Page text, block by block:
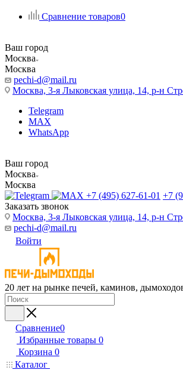
Сравнение товаров0
Ваш город
Москва
Москва
pechi-d@mail.ru
Москва, 3-я Лыковская улица, 14, р-н
Telegram
MAX
WhatsApp
Ваш город
Москва
Москва
+7 (495) 627-61-01 +7
Заказать звонок
Москва, 3-я Лыковская улица, 14, р-н
pechi-d@mail.ru
Войти
20 лет на рынке печей, каминов,
Сравнение0
Избранные товары 0
Корзина 0
Каталог